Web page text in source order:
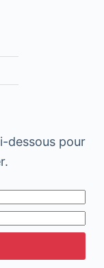
dessous pour